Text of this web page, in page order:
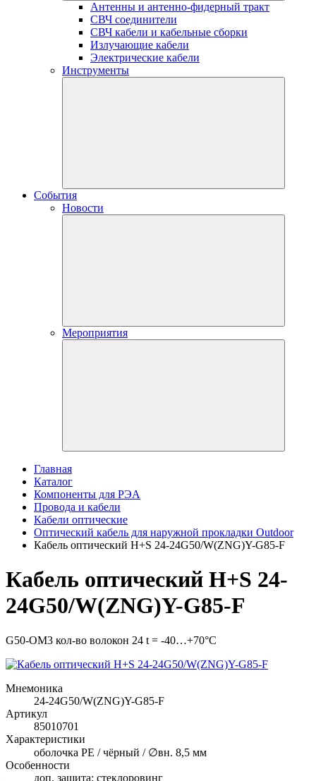
Антенны и антенно-фидерный тракт
СВЧ соединители
СВЧ кабели и кабельные сборки
Излучающие кабели
Электрические кабели
Инструменты
События
Новости
Мероприятия
Главная
Каталог
Компоненты для РЭА
Провода и кабели
Кабели оптические
Оптический кабель для наружной прокладки Outdoor
Кабель оптический H+S 24-24G50/W(ZNG)Y-G85-F
Кабель оптический H+S 24-
24G50/W(ZNG)Y-G85-F
G50-OM3 кол-во волокон 24 t = -40…+70°C
Мнемоника
24-24G50/W(ZNG)Y-G85-F
Артикул
85010701
Характеристики
оболочка PE / чёрный / ∅вн. 8,5 мм
Особенности
доп. защита: cтеклоровинг